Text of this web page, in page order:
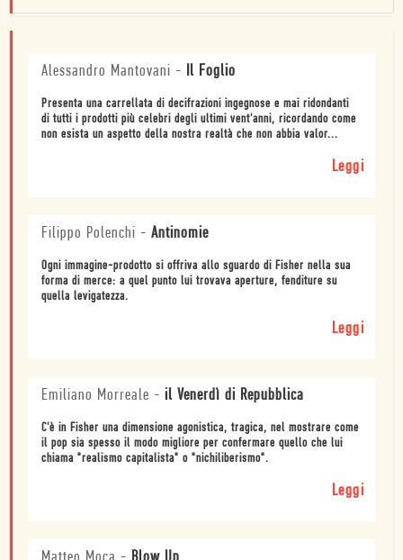
Alessandro Mantovani - Il Foglio
Presenta una carrellata di decifrazioni ingegnose e mai ridondanti
di tutti i prodotti più celebri degli ultimi vent'anni, ricordando come
non esista un aspetto della nostra realtà che non abbia valor...
Leggi
Filippo Polenchi - Antinomie
Ogni immagine-prodotto si offriva allo sguardo di Fisher nella sua
forma di merce: a quel punto lui trovava aperture, fenditure su
quella levigatezza.
Leggi
Emiliano Morreale - il Venerdì di Repubblica
C'è in Fisher una dimensione agonistica, tragica, nel mostrare come
il pop sia spesso il modo migliore per confermare quello che lui
chiama "realismo capitalista" o "nichiliberismo".
Leggi